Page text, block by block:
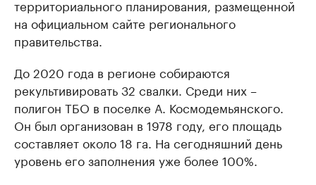
территориального планирования, размещенной
на официальном сайте регионального
правительства.
До 2020 года в регионе собираются
рекультивировать 32 свалки. Среди них –
полигон ТБО в поселке А. Космодемьянского.
Он был организован в 1978 году, его площадь
составляет около 18 га. На сегодняшний день
уровень его заполнения уже более 100%.